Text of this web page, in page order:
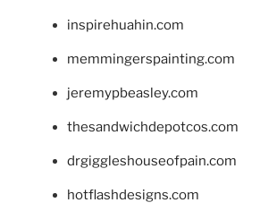
inspirehuahin.com
memmingerspainting.com
jeremypbeasley.com
thesandwichdepotcos.com
drgiggleshouseofpain.com
hotflashdesigns.com